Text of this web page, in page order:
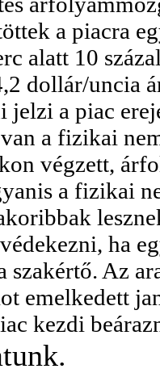
a piacra
alatt 10
dollár/uncia
jelzi a piac
a fizikai
végzett,
a fizikai
ha
szakértő. Az
emelkedett
kezdi